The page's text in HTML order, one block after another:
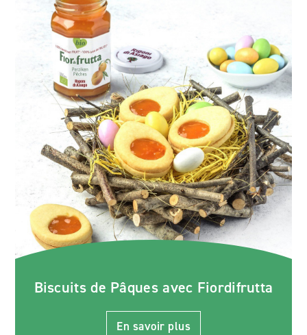
Biscuits de Pâques avec Fiordifrutta
En savoir plus